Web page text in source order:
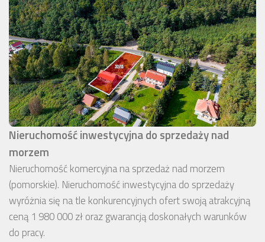
Nieruchomość inwestycyjna do sprzedaży nad
morzem
Nieruchomość komercyjna na sprzedaż nad morzem
(pomorskie). Nieruchomość inwestycyjna do sprzedaży
wyróżnia się na tle konkurencyjnych ofert swoją atrakcyjną
ceną 1 980 000 zł oraz gwarancją doskonałych warunków
do pracy.